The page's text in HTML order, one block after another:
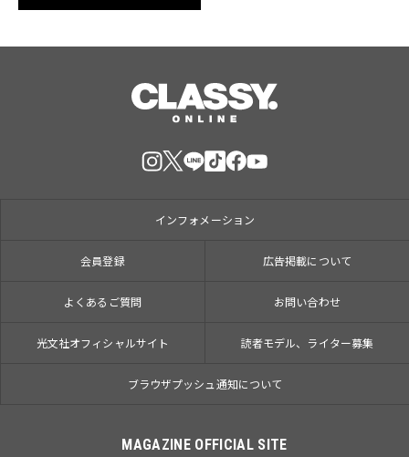
インフォメーション
会員登録 広告掲載について
よくあるご質問 お問い合わせ
光文社オフィシャルサイト 読者モデル、ライター募集
ブラウザプッシュ通知について
MAGAZINE OFFICIAL SITE